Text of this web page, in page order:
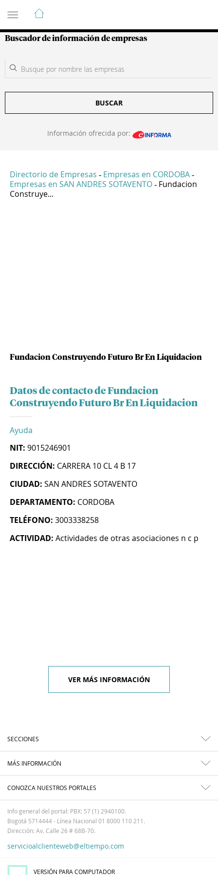
Guía de Empresas Colombianas
Buscador de información de empresas
BUSCAR
Información ofrecida por:
Directorio de Empresas - Empresas en CORDOBA -
Empresas en SAN ANDRES SOTAVENTO - Fundacion
Construye...
Fundacion Construyendo Futuro Br En Liquidacion
Datos de contacto de Fundacion
Construyendo Futuro Br En Liquidacion
Ayuda
NIT: 9015246901
DIRECCIÓN: CARRERA 10 CL 4 B 17
CIUDAD: SAN ANDRES SOTAVENTO
DEPARTAMENTO: CORDOBA
TELÉFONO: 3003338258
ACTIVIDAD: Actividades de otras asociaciones n c p
VER MÁS INFORMACIÓN
SECCIONES
MÁS INFORMACIÓN
CONOZCA NUESTROS PORTALES
Info general del portal: PBX: 57 (1) 2940100.
Bogotá 5714444 - Línea Nacional 01 8000 110 211.
Dirección: Av. Calle 26 # 68B-70.
servicioalclienteweb@eltiempo.com
VERSIÓN PARA COMPUTADOR